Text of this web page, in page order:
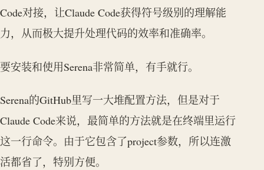
Code对接，让Claude Code获得符号级别的理解能
力，从而极大提升处理代码的效率和准确率。
要安装和使用Serena非常简单，有手就行。
Serena的GitHub里写一大堆配置方法，但是对于
Claude Code来说，最简单的方法就是在终端里运行
这一行命令。由于它包含了project参数，所以连激
活都省了，特别方便。